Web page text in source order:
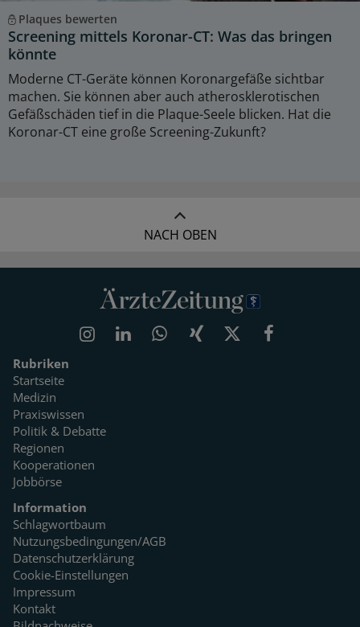
Plaques bewerten
Screening mittels Koronar-CT: Was das bringen
könnte
Moderne CT-Geräte können Koronargefäße sichtbar
machen. Sie können aber auch atherosklerotischen
Gefäßschäden tief in die Plaque-Seele blicken. Hat die
Koronar-CT eine große Screening-Zukunft?
NACH OBEN
Rubriken
Startseite
Medizin
Praxiswissen
Politik & Debatte
Regionen
Kooperationen
Jobbörse
Information
Schlagwortbaum
Nutzungsbedingungen/AGB
Datenschutzerklärung
Cookie-Einstellungen
Impressum
Kontakt